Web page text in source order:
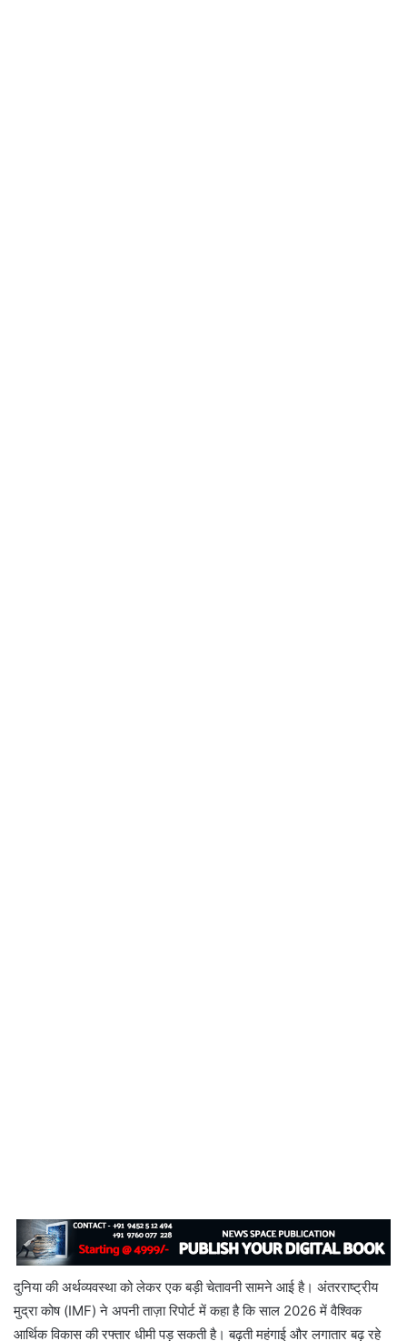
दुनिया की अर्थव्यवस्था को लेकर एक बड़ी चेतावनी सामने आई है। अंतरराष्ट्रीय
मुद्रा कोष (IMF) ने अपनी ताज़ा रिपोर्ट में कहा है कि साल 2026 में वैश्विक
आर्थिक विकास की रफ्तार धीमी पड़ सकती है। बढ़ती महंगाई और लगातार बढ़ रहे